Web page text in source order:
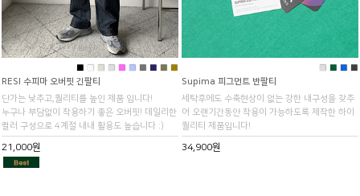
■ ■ ■ ■ ■ ■ ■ ■ ■ ■
RESI 수피마 오버핏 긴팔티
단가는 낮추고,퀄리티를 높인 제품 입니다!
누구나 부담없이 착용하기 좋은 오버핏! 데일리한
컬러 구성으로 4계절 내내 활용도 높습니다 :)
21,000원
■ ■ ■ ■
Supima 피그먼트 반팔티
세탁후에도 수축현상이 없는 강한 내구성을 갖추
어 오랜기간동안 착용이 가능하도록 제작한 하이
퀄리티 제품입니다!
34,900원